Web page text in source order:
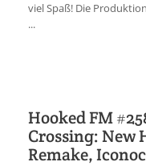
Discord
viel Spaß! Die
...
Hooked FM
Crossing: New
Remake,